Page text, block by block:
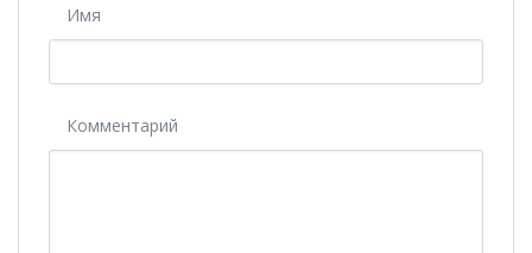
Имя
Комментарий